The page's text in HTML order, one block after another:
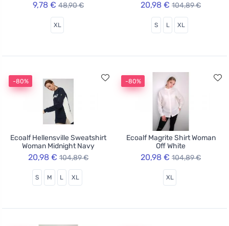
9,78 € 48,90 €
XL
20,98 € 104,89 €
S L XL
-80%
Ecoalf Hellensville Sweatshirt
Woman Midnight Navy
20,98 € 104,89 €
S M L XL
-80%
Ecoalf Magrite Shirt Woman
Off White
20,98 € 104,89 €
XL